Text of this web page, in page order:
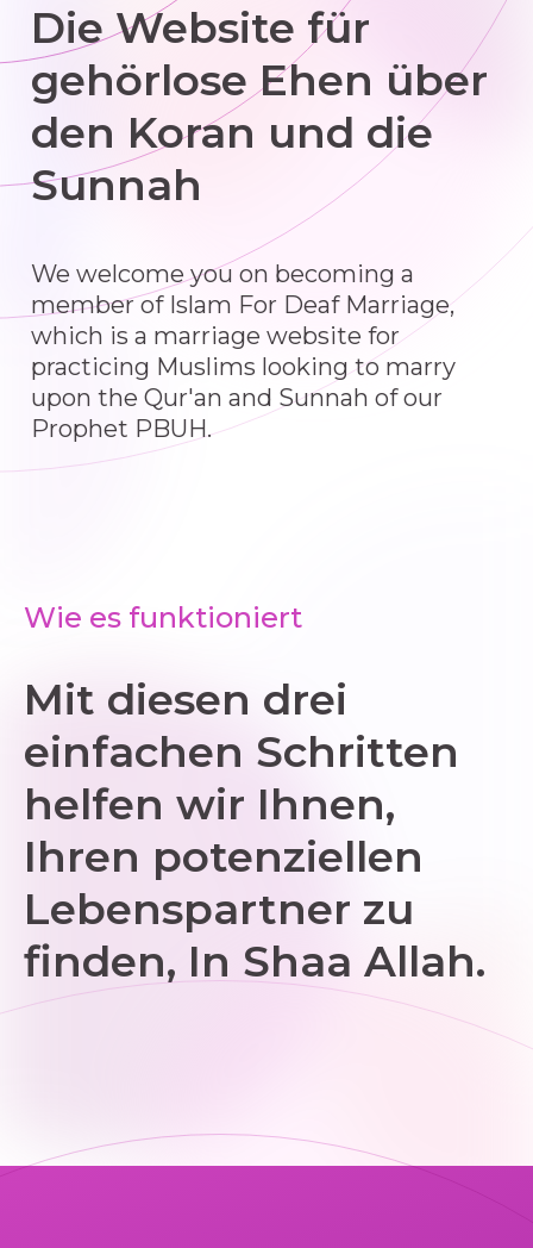
Die Website für
gehörlose Ehen über
den Koran und die
Sunnah
We welcome you on becoming a
member of Islam For Deaf Marriage,
which is a marriage website for
practicing Muslims looking to marry
upon the Qur'an and Sunnah of our
Prophet PBUH.
Wie es funktioniert
Mit diesen drei
einfachen Schritten
helfen wir Ihnen,
Ihren potenziellen
Lebenspartner zu
finden, In Shaa Allah.